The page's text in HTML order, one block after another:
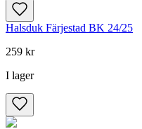
Halsduk Färjestad BK 24/25
259 kr
I lager